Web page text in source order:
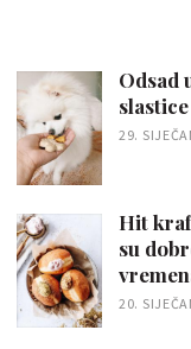
Odsad
29.
Hit
su
20.